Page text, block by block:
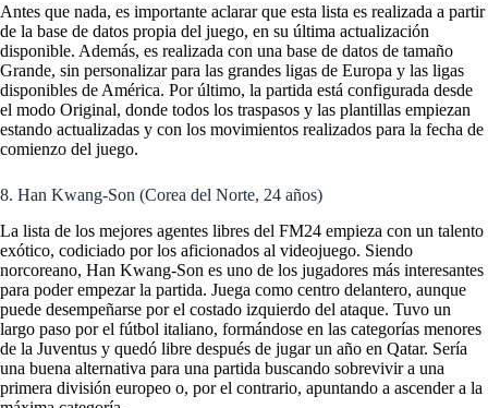
Antes que nada, es importante aclarar que esta lista es realizada a partir
de la base de datos propia del juego, en su última actualización
disponible. Además, es realizada con una base de datos de tamaño
Grande, sin personalizar para las grandes ligas de Europa y las ligas
disponibles de América. Por último, la partida está configurada desde
el modo Original, donde todos los traspasos y las plantillas empiezan
estando actualizadas y con los movimientos realizados para la fecha de
comienzo del juego.
8. Han Kwang-Son (Corea del Norte, 24 años)
La lista de los mejores agentes libres del FM24 empieza con un talento
exótico, codiciado por los aficionados al videojuego. Siendo
norcoreano, Han Kwang-Son es uno de los jugadores más interesantes
para poder empezar la partida. Juega como centro delantero, aunque
puede desempeñarse por el costado izquierdo del ataque. Tuvo un
largo paso por el fútbol italiano, formándose en las categorías menores
de la Juventus y quedó libre después de jugar un año en Qatar. Sería
una buena alternativa para una partida buscando sobrevivir a una
primera división europeo o, por el contrario, apuntando a ascender a la